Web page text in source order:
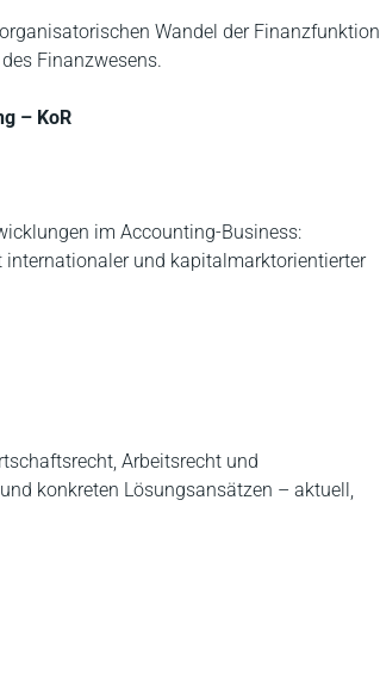
Wandel der Finanzfunktion
Finanzwesens.
– KoR
im Accounting-Business:
und kapitalmarktorientierter
Arbeitsrecht und
konkreten Lösungsansätzen – aktuell,